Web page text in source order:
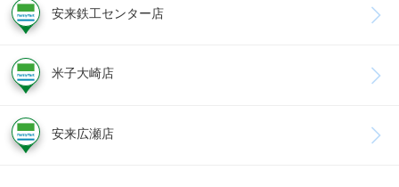
安来鉄工センター店
米子大崎店
安来広瀬店